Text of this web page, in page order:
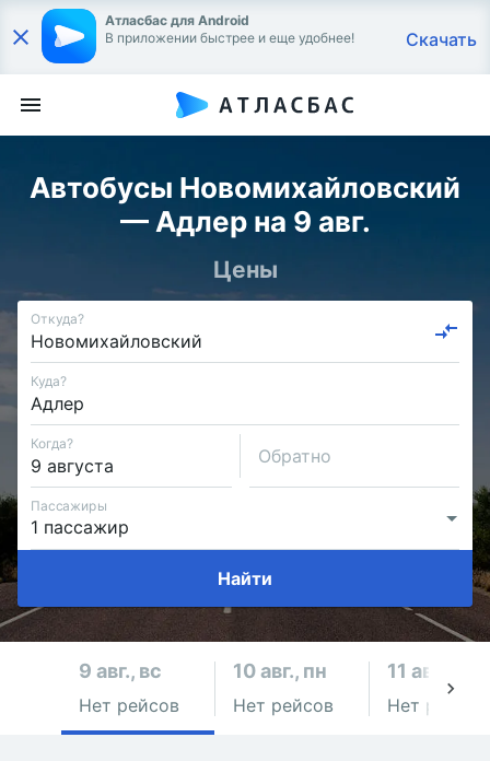
Атласбас для Android
В приложении быстрее и еще удобнее!
Скачать
Автобусы Новомихайловский
— Адлер на 9 авг.
Цены
Откуда?
Куда?
Когда?
Обратно
Пассажиры
Найти
9 авг., вс
Нет рейсов
10 авг., пн
Нет рейсов
11 авг., вт
Нет рейсов